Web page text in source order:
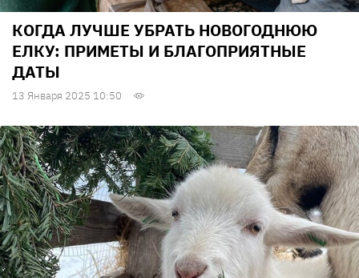
КОГДА ЛУЧШЕ УБРАТЬ НОВОГОДНЮЮ
ЕЛКУ: ПРИМЕТЫ И БЛАГОПРИЯТНЫЕ
ДАТЫ
13 Января 2025 10:50